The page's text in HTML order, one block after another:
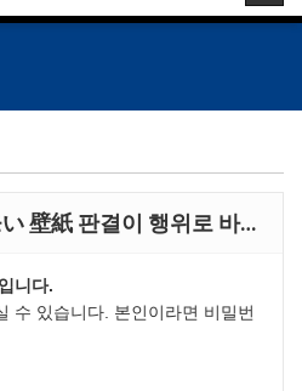
壁紙 판결이 행위로 바…
니다.
수 있습니다. 본인이라면 비밀번